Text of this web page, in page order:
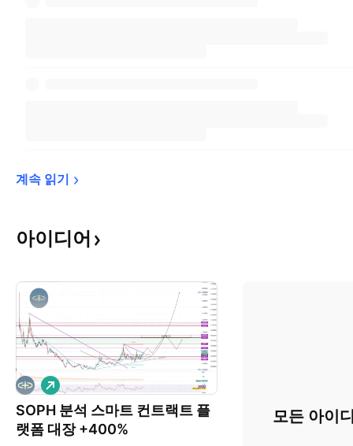
계속 읽기
아이디어
SOPH 분석 스마트 컨트랙트 플
랫폼 대장 +400%
롱
모든 아이